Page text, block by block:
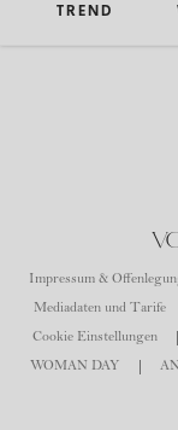
TREND
Impressum &
Mediadaten und Tarife
Cookie Einstellungen
WOMAN DAY